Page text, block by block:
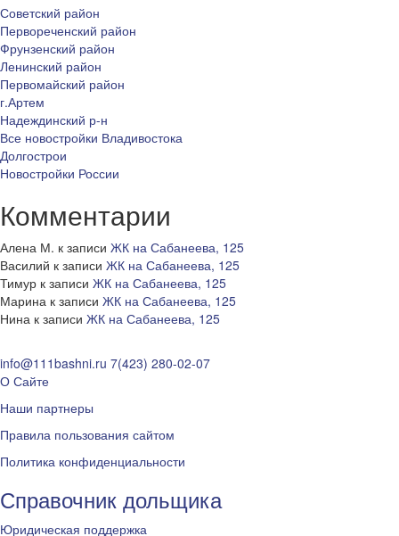
Советский район
Первореченский район
Фрунзенский район
Ленинский район
Первомайский район
г.Артем
Надеждинский р-н
Все новостройки Владивостока
Долгострои
Новостройки России
Комментарии
Алена М. к записи ЖК на Сабанеева, 125
Василий к записи ЖК на Сабанеева, 125
Тимур к записи ЖК на Сабанеева, 125
Марина к записи ЖК на Сабанеева, 125
Нина к записи ЖК на Сабанеева, 125
info@111bashni.ru 7(423) 280-02-07
О Сайте
Наши партнеры
Правила пользования сайтом
Политика конфиденциальности
Справочник дольщика
Юридическая поддержка